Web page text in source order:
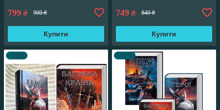
799 ₴ 900 ₴
Купити
749 ₴ 840 ₴
Купити
–11% –11%